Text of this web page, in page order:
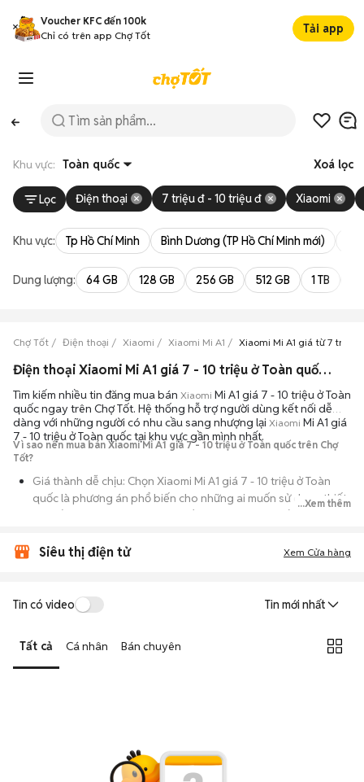
Voucher KFC đến 100k
Chỉ có trên app Chợ Tốt
Tải app
Khu vực: Toàn quốc Xoá lọc
Lọc Điện thoại 7 triệu đ - 10 triệu đ Xiaomi
Khu vực: Tp Hồ Chí Minh Bình Dương (TP Hồ Chí Minh mới)
Dung lượng: 64 GB 128 GB 256 GB 512 GB 1 TB
Chợ Tốt Điện thoại Xiaomi Xiaomi Mi A1 Xiaomi Mi A1 giá từ 7 triệu
Điện thoại Xiaomi Mi A1 giá 7 - 10 triệu ở Toàn quốc ngoại hình đẹp
Tìm kiếm nhiều tin đăng mua bán Xiaomi Mi A1 giá 7 - 10 triệu ở Toàn
quốc ngay trên Chợ Tốt. Hệ thống hỗ trợ người dùng kết nối dễ
dàng với những người có nhu cầu sang nhượng lại Xiaomi Mi A1 giá
7 - 10 triệu ở Toàn quốc tại khu vực gần mình nhất.
Vì sao nên mua bán Xiaomi Mi A1 giá 7 - 10 triệu ở Toàn quốc trên Chợ
Tốt?
Giá thành dễ chịu: Chọn Xiaomi Mi A1 giá 7 - 10 triệu ở Toàn
quốc là phương án phổ biến cho những ai muốn sử dụng thiết
bị chất lượng nhưng không muốn chi trả mức giá đắt đỏ của
Đa dạng người bán: Bạn có thể tìm Xiaomi Mi A1 giá 7 - 10 triệu
trực tiếp cầm nắm, thử nghiệm các tính năng của máy để đảm
bảo máy hoạt động ổn định.
...Xem thêm
Siêu thị điện tử Xem Cửa hàng
Tin có video Tin mới nhất
Tất cả Cá nhân Bán chuyên